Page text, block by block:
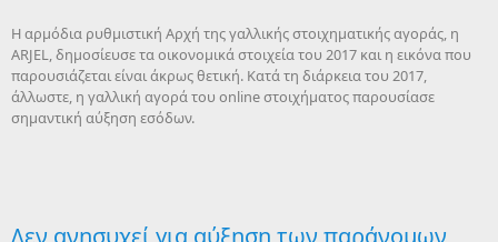
Η αρμόδια ρυθμιστική Αρχή της γαλλικής στοιχηματικής αγοράς, η
ARJEL, δημοσίευσε τα οικονομικά στοιχεία του 2017 και η εικόνα που
παρουσιάζεται είναι άκρως θετική. Κατά τη διάρκεια του 2017,
άλλωστε, η γαλλική αγορά του online στοιχήματος παρουσίασε
σημαντική αύξηση εσόδων.
Δεν ανησυχεί για αύξηση των παράνομων